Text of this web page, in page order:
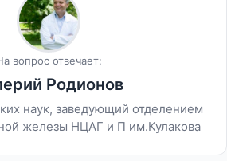
вопрос отвечает:
Родионов
наук, заведующий отделением
железы НЦАГ и П им.Кулакова